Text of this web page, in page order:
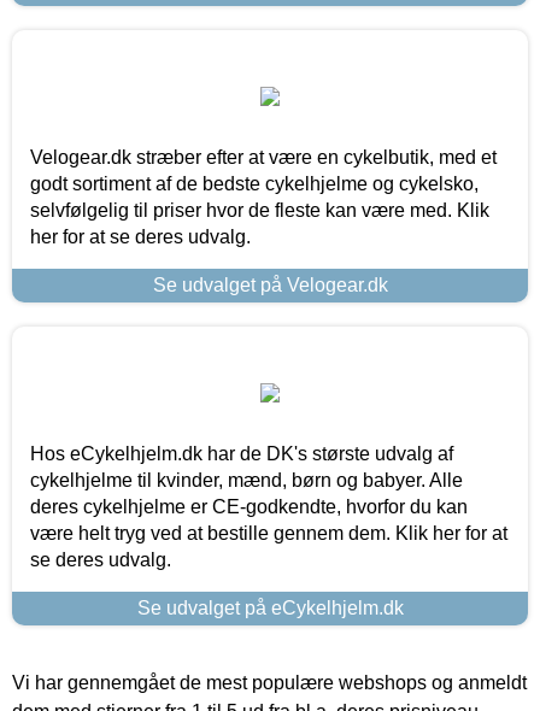
Velogear.dk stræber efter at være en cykelbutik, med et
godt sortiment af de bedste cykelhjelme og cykelsko,
selvfølgelig til priser hvor de fleste kan være med. Klik
her for at se deres udvalg.
Se udvalget på Velogear.dk
Hos eCykelhjelm.dk har de DK's største udvalg af
cykelhjelme til kvinder, mænd, børn og babyer. Alle
deres cykelhjelme er CE-godkendte, hvorfor du kan
være helt tryg ved at bestille gennem dem. Klik her for at
se deres udvalg.
Se udvalget på eCykelhjelm.dk
Vi har gennemgået de mest populære webshops og anmeldt